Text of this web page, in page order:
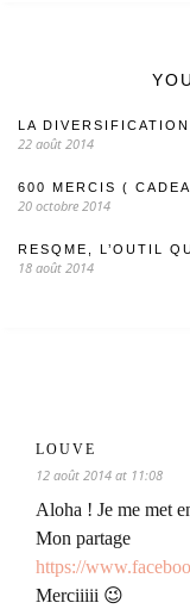
LA
22 août 2014
600 MERCIS (
20 octobre 2014
RESQME, L’OUTIL
18 août 2014
LOUVE
12 août 2014 at 11:08
Aloha ! Je me met
Mon partage
https://
Merciiiii 😉